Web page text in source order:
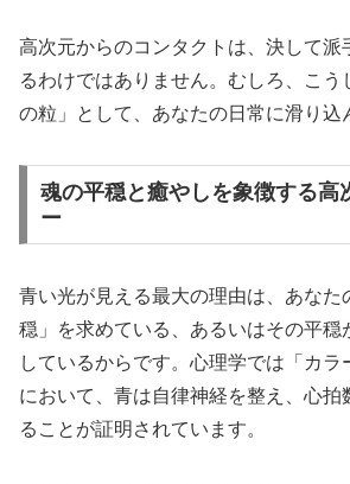
高次元からのコンタクトは、決して派
るわけではありません。むしろ、こう
の粒」として、あなたの日常に滑り込
魂の平穏と癒やしを象徴する高
ー
青い光が見える最大の理由は、あなた
穏」を求めている、あるいはその平穏
しているからです。心理学では「 カラ
において、青は自律神経を整え、心拍
ることが証明されています。